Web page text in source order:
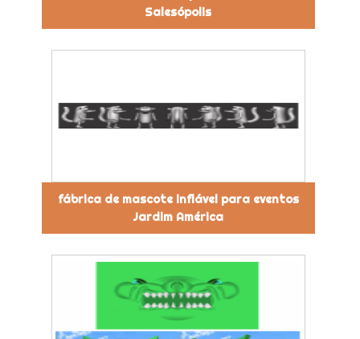
Salesópolis
fábrica de mascote inflável para eventos
Jardim América